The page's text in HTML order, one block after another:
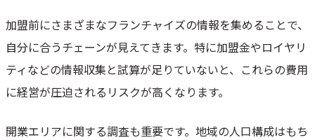
加盟前にさまざまなフランチャイズの情報を集めることで、
自分に合うチェーンが見えてきます。特に加盟金やロイヤリ
ティなどの情報収集と試算が足りていないと、これらの費用
に経営が圧迫されるリスクが高くなります。
開業エリアに関する調査も重要です。地域の人口構成はもち